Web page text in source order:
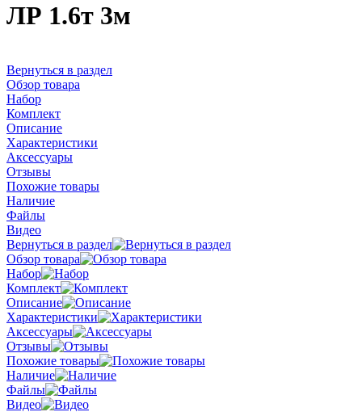
ЛР 1.6т 3м
Вернуться в раздел
Обзор товара
Набор
Комплект
Описание
Характеристики
Аксессуары
Отзывы
Похожие товары
Наличие
Файлы
Видео
Вернуться в раздел
Обзор товара
Набор
Комплект
Описание
Характеристики
Аксессуары
Отзывы
Похожие товары
Наличие
Файлы
Видео